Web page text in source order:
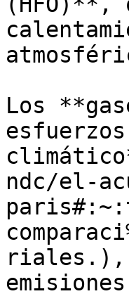
Los
ndc/el-
riales.),